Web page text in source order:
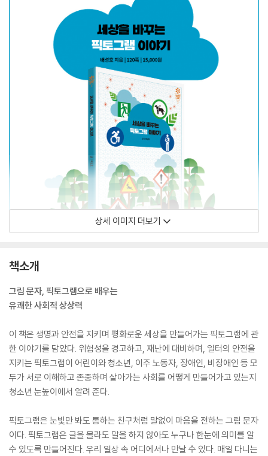
상세 이미지 더보기
책소개
그림 문자, 픽토그램으로 배우는
유쾌한 사회적 상상력
이 책은 생명과 안전을 지키며 평화로운 세상을 만들어가는 픽토그램에 관
한 이야기를 담았다. 위험성을 경고하고, 재난에 대비하며, 일터의 안전을
지키는 픽토그램이 어린이와 청소년, 이주 노동자, 장애인, 비장애인 등 모
두가 서로 이해하고 존중하며 살아가는 사회를 어떻게 만들어가고 있는지
청소년 눈높이에서 알려 준다.
픽토그램은 눈빛만 봐도 통하는 친구처럼 말없이 마음을 전하는 그림 문자
이다. 픽토그램은 글을 몰라도 말을 하지 않아도 누구나 한눈에 의미를 알
수 있도록 만들어진다. 우리 일상 속 어디에서나 만날 수 있다. 매일 다니는